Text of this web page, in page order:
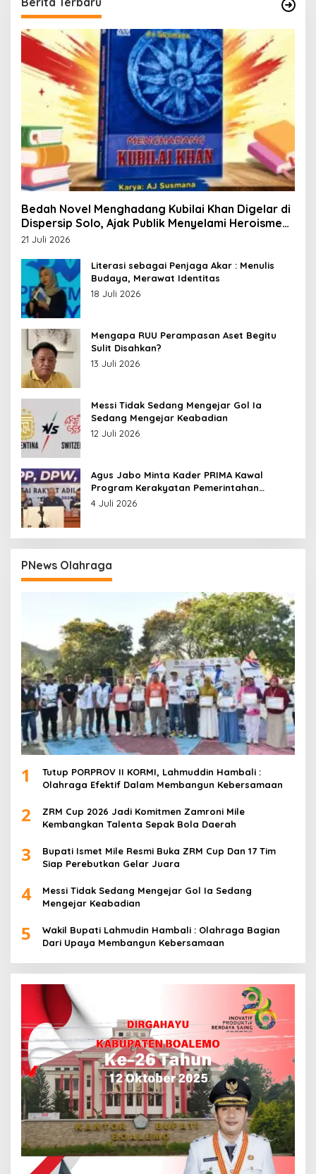
Bedah Novel Menghadang Kubilai Khan Digelar di
Dispersip Solo, Ajak Publik Menyelami Heroisme
Leluhur Nusantara
21 Juli 2026
Literasi sebagai Penjaga Akar : Menulis
Budaya, Merawat Identitas
18 Juli 2026
Mengapa RUU Perampasan Aset Begitu
Sulit Disahkan?
13 Juli 2026
Messi Tidak Sedang Mengejar Gol Ia
Sedang Mengejar Keabadian
12 Juli 2026
Agus Jabo Minta Kader PRIMA Kawal
Program Kerakyatan Pemerintahan
Prabowo
4 Juli 2026
PNews Olahraga
1
Tutup PORPROV II KORMI, Lahmuddin Hambali :
Olahraga Efektif Dalam Membangun Kebersamaan
2
ZRM Cup 2026 Jadi Komitmen Zamroni Mile
Kembangkan Talenta Sepak Bola Daerah
3
Bupati Ismet Mile Resmi Buka ZRM Cup Dan 17 Tim
Siap Perebutkan Gelar Juara
4
Messi Tidak Sedang Mengejar Gol Ia Sedang
Mengejar Keabadian
5
Wakil Bupati Lahmudin Hambali : Olahraga Bagian
Dari Upaya Membangun Kebersamaan